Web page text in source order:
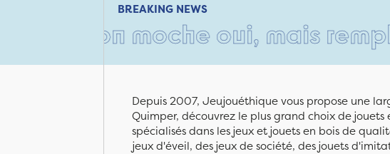
BREAKING NEWS
moche oui, mais rempli
Depuis 2007, Jeujouéthique vous propose une
Quimper, découvrez le plus grand choix de
spécialisés dans les jeux et jouets en bois de
jeux d'éveil, des jeux de société, des jouets